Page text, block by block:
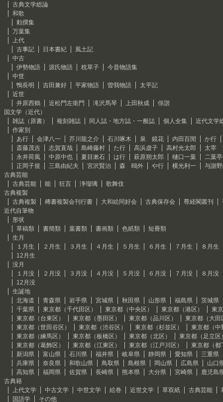
古典文学総論
和歌
勅撰集
万葉集
上代
古事記
日本書紀
風土記
中古
伊勢物語
源氏物語 枕草子
今昔物語集
中世
鴨長明
吉田兼好 平家物語 曽我物語
太平記
近世
井原西鶴
近松門左衛門 滝沢馬琴 上田秋成
俳諧
国文学（近代）
雑誌（原書）
複刻雑誌 同人誌・地方誌・一般誌 個人全集
近代文学
作家別
あ行
会津八一 芥川龍之介 石川啄木 泉 鏡花 内田百閒
か行
斎藤茂吉
志賀直哉 島崎藤村 た行 高浜虚子 高村光太郎
太宰
永井荷風
中原中也 夏目漱石 は行 萩原朔太郎 樋口一葉
二葉
正岡子規
三島由紀夫 宮沢賢治 森 鴎外 や行 横光利一
与謝
古典芸能
古典芸能
能 狂言 浄瑠璃
歌舞伎
古典複製
古典複製
稀書複製会刊行書 大和絵同好会 古典保存会 尊経閣叢刊
近代自筆物
形状
草稿類
書簡類 葉書類 書画類 色紙類
短冊類
生月
１月生
２月生 ３月生 ４月生 ５月生 ６月生 ７月生
８月生
12月生
没月
１月没
２月没 ３月没 ４月没 ５月没 ６月没 ７月没
８月没
12月没
生誕地
北海道
青森県 岩手県 宮城県 秋田県 山形県 福島県
茨城県
千葉県
東京都（千代田区） 東京都（中央区） 東京都（港区）
東
東京都（台東区）
東京都（墨田区） 東京都（品川区）
東京都（大田
東京都（世田谷区）
東京都（渋谷区） 東京都（杉並区）
東京都（中
東京都（練馬区）
東京都（板橋区） 東京都（北区）
東京都（足立区
東京都（葛飾区）
東京都（江東区） 東京都（江戸川区）
東京都（都
新潟県
富山県 石川県 福井県 岐阜県 静岡県 愛知県
三重県
兵庫県
奈良県 和歌山県 鳥取県 島根県 岡山県 広島県
山口
高知県
福岡県 佐賀県 長崎県 熊本県 大分県 宮崎県
鹿児島
古典籍
上代文学
中古文学 中世文学 絵巻 近世文学 草双紙 古典芸能
国語学
その他